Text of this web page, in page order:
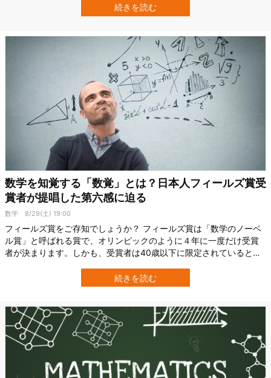
世間を賑わせました。 しかし、まだまだ「数学の謎は全て解け
た！」なんてことはなく、未解決問題は多数残されています。中に…
続きを読む
数学を知覚する「数覚」とは？日本人フィールズ賞受
賞者が提唱した第六感に迫る
数学 8/29(土) 19:00
フィールズ賞をご存知でしょうか？ フィールズ賞は「数学のノーベ
ル賞」と呼ばれる賞で、オリンピックのように４年に一度だけ受賞
者が決まります。しかも、受賞者は40歳以下に限定されているとい
ルズ賞。 日本人初の受賞者は小平邦彦でした。彼の数学の捉え方は
とてもユニーク。「数覚」という感覚を使い、数学の世界を見てい
続きを読む